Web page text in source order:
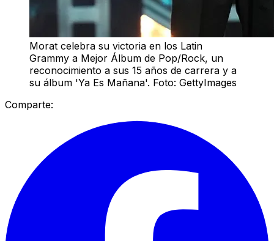
Morat celebra su victoria en los Latin
Grammy a Mejor Álbum de Pop/Rock, un
reconocimiento a sus 15 años de carrera y a
su álbum 'Ya Es Mañana'. Foto: GettyImages
Comparte: